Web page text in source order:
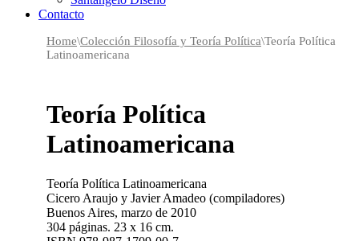
Contacto
Home\Colección Filosofía y Teoría Política\Teoría Política
Latinoamericana
Teoría Política
Latinoamericana
Teoría Política Latinoamericana
Cicero Araujo y Javier Amadeo (compiladores)
Buenos Aires, marzo de 2010
304 páginas. 23 x 16 cm.